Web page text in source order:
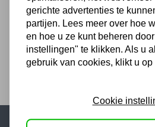
102,00 excl.
gerichte advertenties te
partijen. Lees meer over hoe
en hoe u ze kunt beheren
instellingen" te klikken. Als u
gebruik van cookies, klikt u op
Cookie